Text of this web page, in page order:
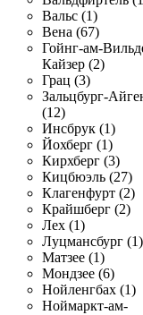
Вальс (1)
Вена (67)
Гойнг-ам-
Кайзер (2)
Грац (3)
Зальцбург-
(12)
Инсбрук (1)
Йохберг (1)
Кирхберг (3)
Кицбюэль (27)
Клагенфурт (2)
Крайшберг (2)
Лех (1)
Луцмансбург (1)
Матзее (1)
Мондзее (6)
Нойленгбах (1)
Ноймаркт-ам-